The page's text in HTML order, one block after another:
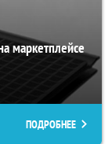
маркетплейсе
ПОДРОБНЕЕ